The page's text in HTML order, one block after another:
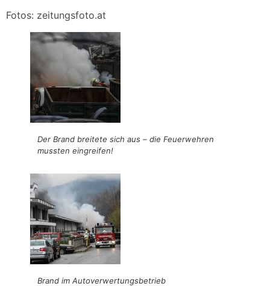
Fotos: zeitungsfoto.at
Der Brand breitete sich aus – die Feuerwehren
mussten eingreifen!
Brand im Autoverwertungsbetrieb